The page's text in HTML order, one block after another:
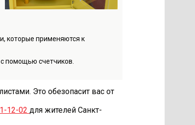
которые применяются к
с помощью счетчиков.
Это обезопасит вас от
12-02для жителей Санкт-